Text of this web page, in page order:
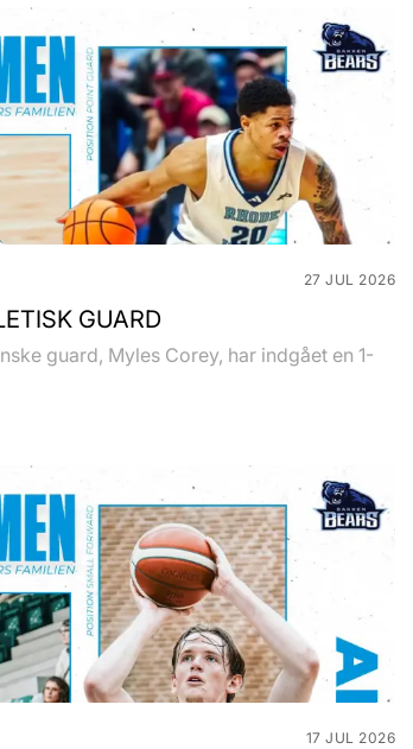
27 JUL 2026
GUARD
guard, Myles Corey, har indgået en 1-
17 JUL 2026